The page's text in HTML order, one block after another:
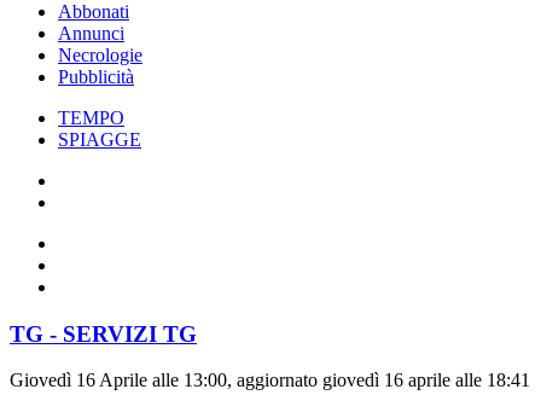
Abbonati
Annunci
Necrologie
Pubblicità
TEMPO
SPIAGGE
TG - SERVIZI TG
Giovedì 16 Aprile alle 13:00, aggiornato giovedì 16 aprile alle 18:41